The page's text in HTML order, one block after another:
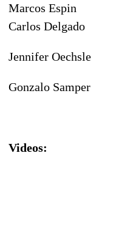
Marcos Espin
Carlos Delgado
Jennifer Oechsle
Gonzalo Samper
Videos: